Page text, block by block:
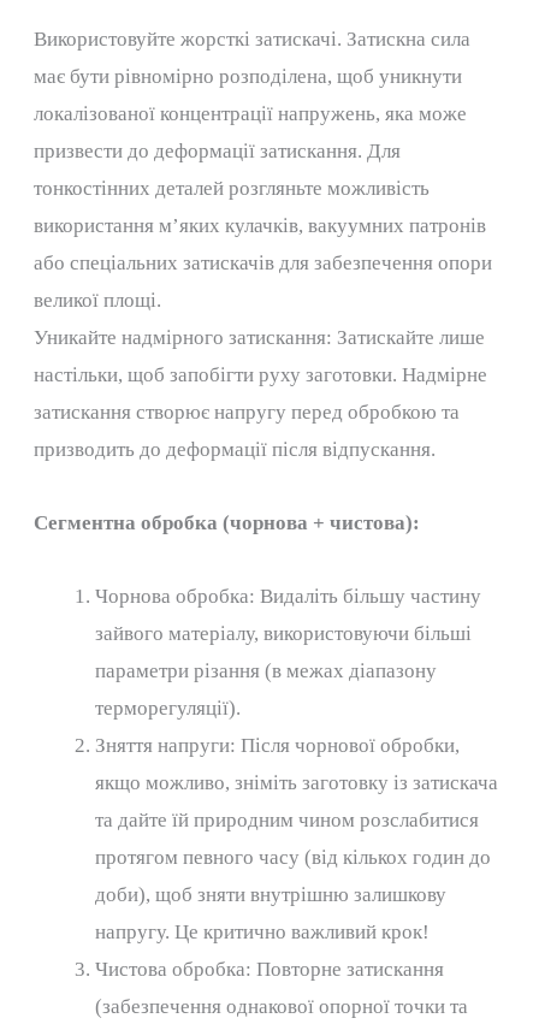
Використовуйте жорсткі затискачі. Затискна сила
має бути рівномірно розподілена, щоб уникнути
локалізованої концентрації напружень, яка може
призвести до деформації затискання. Для
тонкостінних деталей розгляньте можливість
використання м’яких кулачків, вакуумних патронів
або спеціальних затискачів для забезпечення опори
великої площі.
Уникайте надмірного затискання: Затискайте лише
настільки, щоб запобігти руху заготовки. Надмірне
затискання створює напругу перед обробкою та
призводить до деформації після відпускання.
Сегментна обробка (чорнова + чистова):
Чорнова обробка: Видаліть більшу частину
зайвого матеріалу, використовуючи більші
параметри різання (в межах діапазону
терморегуляції).
Зняття напруги: Після чорнової обробки,
якщо можливо, зніміть заготовку із затискача
та дайте їй природним чином розслабитися
протягом певного часу (від кількох годин до
доби), щоб зняти внутрішню залишкову
напругу. Це критично важливий крок!
Чистова обробка: Повторне затискання
(забезпечення однакової опорної точки та